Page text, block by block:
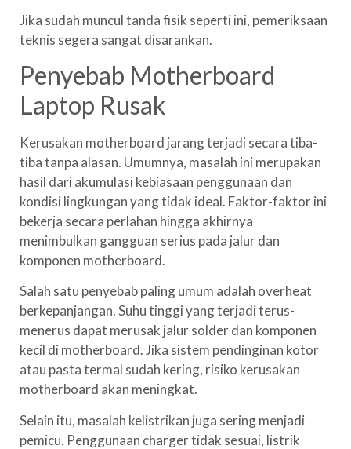
Jika sudah muncul tanda fisik seperti ini, pemeriksaan
teknis segera sangat disarankan.
Penyebab Motherboard
Laptop Rusak
Kerusakan motherboard jarang terjadi secara tiba-
tiba tanpa alasan. Umumnya, masalah ini merupakan
hasil dari akumulasi kebiasaan penggunaan dan
kondisi lingkungan yang tidak ideal. Faktor-faktor ini
bekerja secara perlahan hingga akhirnya
menimbulkan gangguan serius pada jalur dan
komponen motherboard.
Salah satu penyebab paling umum adalah overheat
berkepanjangan. Suhu tinggi yang terjadi terus-
menerus dapat merusak jalur solder dan komponen
kecil di motherboard. Jika sistem pendinginan kotor
atau pasta termal sudah kering, risiko kerusakan
motherboard akan meningkat.
Selain itu, masalah kelistrikan juga sering menjadi
pemicu. Penggunaan charger tidak sesuai, listrik